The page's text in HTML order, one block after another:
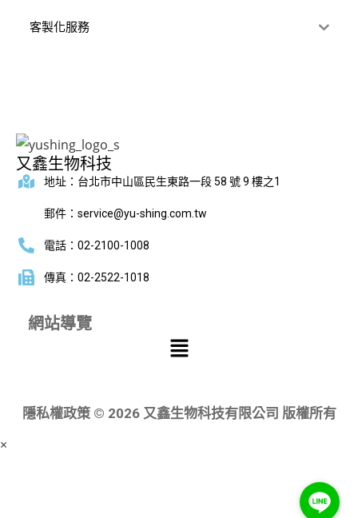
客製化服務
又鑫生物科技
地址：台北市中山區民生東路一段 58 號 9 樓之1
郵件：service@yu-shing.com.tw
電話：02-2100-1008
傳真：02-2522-1018
網站導覽
隱私權政策 © 2026 又鑫生物科技有限公司 版權所有
×